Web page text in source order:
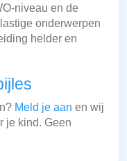
niveau en de
lastige onderwerpen
helder en
Meld je aan en wij
je kind. Geen